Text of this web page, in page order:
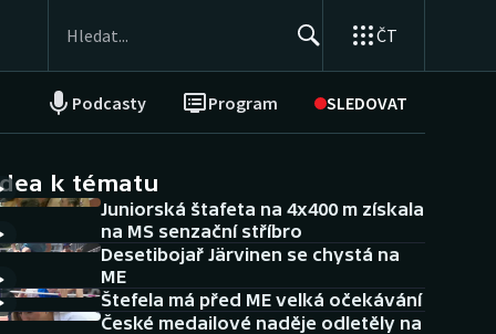
ČT
Podcasty Program SLEDOVAT
NEPŘEHLÉDNĚTE
Historické návraty
Aplikace ČT sport
AZ kvíz
k tématu
Juniorská štafeta na 4x400 m získala
na MS senzační stříbro
Desetibojař Järvinen se chystá na
ME
Štefela má před ME velká očekávání
České medailové naděje odletěly na